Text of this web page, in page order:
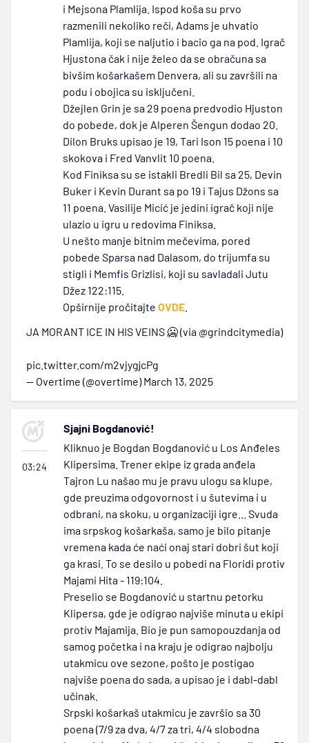
i Mejsona Plamlija. Ispod koša su prvo
razmenili nekoliko reči, Adams je uhvatio
Plamlija, koji se naljutio i bacio ga na pod. Igrač
Hjustona čak i nije želeo da se obračuna sa
bivšim košarkašem Denvera, ali su završili na
podu i obojica su isključeni.
Džejlen Grin je sa 29 poena predvodio Hjuston
do pobede, dok je Alperen Šengun dodao 20.
Dilon Bruks upisao je 19, Tari Ison 15 poena i 10
skokova i Fred Vanvlit 10 poena.
Kod Finiksa su se istakli Bredli Bil sa 25, Devin
Buker i Kevin Durant sa po 19 i Tajus Džons sa
11 poena. Vasilije Micić je jedini igrač koji nije
ulazio u igru u redovima Finiksa.
U nešto manje bitnim mečevima, pored
pobede Sparsa nad Dalasom, do trijumfa su
stigli i Memfis Grizlisi, koji su savladali Jutu
Džez 122:115.
Opširnije pročitajte OVDE
JA MORANT ICE IN HIS VEINS 🥶 (via @grindcitymedia)
pic.twitter.com/m2vjygjcPg
— Overtime (@overtime)March 13, 2025
03:24
Sjajni Bogdanović!
Kliknuo je Bogdan Bogdanović u Los Anđeles
Klipersima. Trener ekipe iz grada anđela
Tajron Lu našao mu je pravu ulogu sa klupe,
gde preuzima odgovornost i u šutevima i u
odbrani, na skoku, u organizaciji igre... Svuda
ima srpskog košarkaša, samo je bilo pitanje
vremena kada će naći onaj stari dobri šut koji
ga krasi. To se desilo u pobedi na Floridi protiv
Majami Hita - 119:104.
Preselio se Bogdanović u startnu petorku
Klipersa, gde je odigrao najviše minuta u ekipi
protiv Majamija. Bio je pun samopouzdanja od
samog početka i na kraju je odigrao najbolju
utakmicu ove sezone, pošto je postigao
najviše poena do sada, a upisao je i dabl-dabl
učinak.
Srpski košarkaš utakmicu je završio sa 30
poena (7/9 za dva, 4/7 za tri, 4/4 slobodna